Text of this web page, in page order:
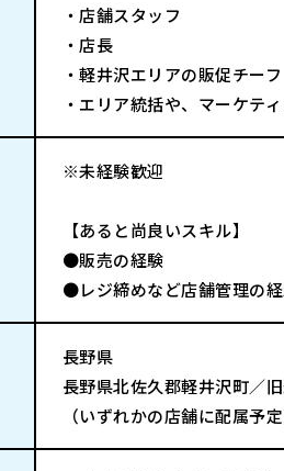
・店舗スタッフ
・店長
・軽井沢エリアの販促チーフ
・エリア統括や、マーケテ
※未経験歓迎
【あると尚良いスキル】
●販売の経験
●レジ締めなど店舗管理の
長野県
長野県北佐久郡軽井沢町／
（いずれかの店舗に配属予定